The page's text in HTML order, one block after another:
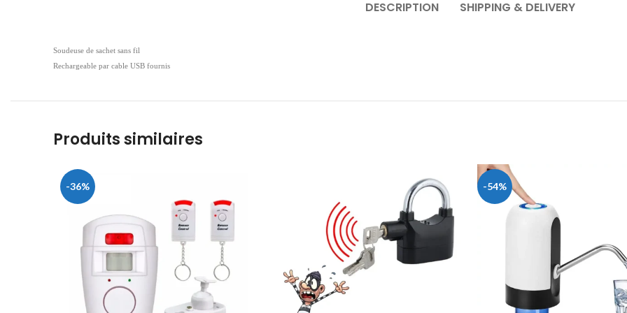
DESCRIPTION SHIPPING & DELIVERY
Soudeuse de sachet sans fil
Rechargeable par cable USB fournis
Produits similaires
-36% -54%